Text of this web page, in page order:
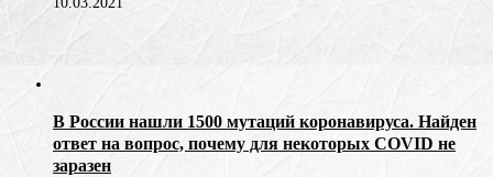
В России нашли 1500 мутаций коронавируса. Найден
ответ на вопрос, почему для некоторых COVID не
заразен